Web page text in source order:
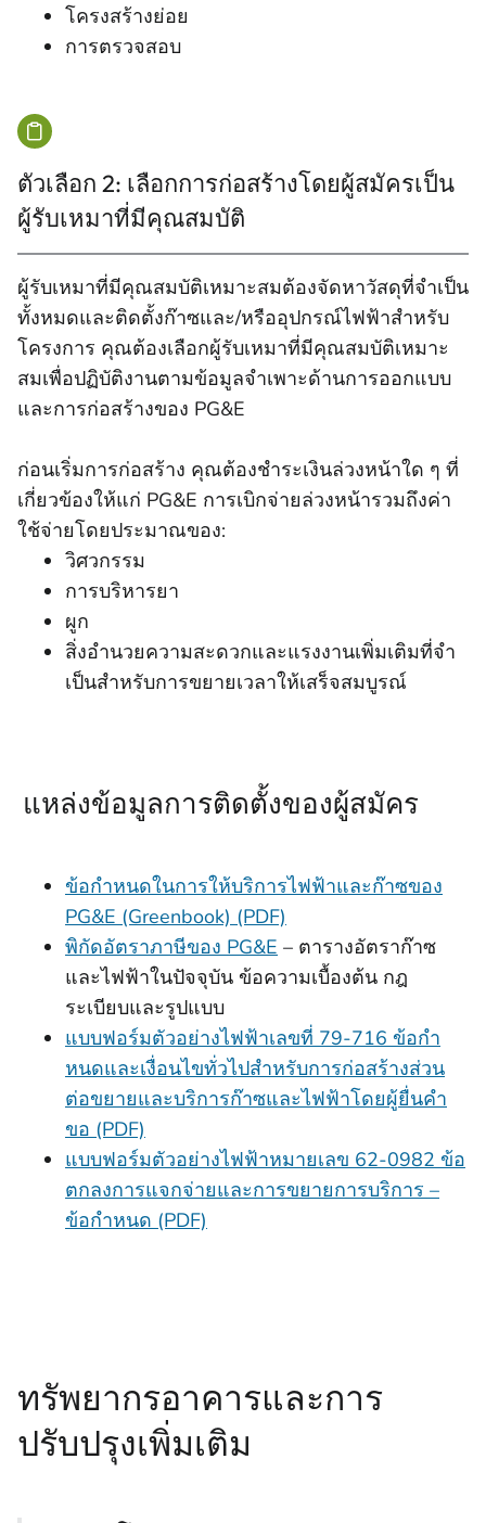
โครงสร้างย่อย
การตรวจสอบ
ตัวเลือก 2: เลือกการก่อสร้างโดยผู้สมัครเป็น
ผู้รับเหมาที่มีคุณสมบัติ
ผู้รับเหมาที่มีคุณสมบัติเหมาะสมต้องจัดหาวัสดุที่จําเป็น
ทั้งหมดและติดตั้งก๊าซและ/หรืออุปกรณ์ไฟฟ้าสําหรับ
โครงการ คุณต้องเลือกผู้รับเหมาที่มีคุณสมบัติเหมาะ
สมเพื่อปฏิบัติงานตามข้อมูลจําเพาะด้านการออกแบบ
และการก่อสร้างของ PG&E
ก่อนเริ่มการก่อสร้าง คุณต้องชําระเงินล่วงหน้าใด ๆ ที่
เกี่ยวข้องให้แก่ PG&E การเบิกจ่ายล่วงหน้ารวมถึงค่า
ใช้จ่ายโดยประมาณของ:
วิศวกรรม
การบริหารยา
ผูก
สิ่งอํานวยความสะดวกและแรงงานเพิ่มเติมที่จํา
เป็นสําหรับการขยายเวลาให้เสร็จสมบูรณ์
แหล่งข้อมูลการติดตั้งของผู้สมัคร
ข้อกําหนดในการให้บริการไฟฟ้าและก๊าซของ
PG&E (Greenbook) (PDF)
พิกัดอัตราภาษีของ PG&E – ตารางอัตราก๊าซ
และไฟฟ้าในปัจจุบัน ข้อความเบื้องต้น กฎ
ระเบียบและรูปแบบ
แบบฟอร์มตัวอย่างไฟฟ้าเลขที่ 79-716 ข้อกํา
หนดและเงื่อนไขทั่วไปสําหรับการก่อสร้างส่วน
ต่อขยายและบริการก๊าซและไฟฟ้าโดยผู้ยื่นคํา
ขอ (PDF)
แบบฟอร์มตัวอย่างไฟฟ้าหมายเลข 62-0982 ข้อ
ตกลงการแจกจ่ายและการขยายการบริการ –
ข้อกําหนด (PDF)
ทรัพยากรอาคารและการ
ปรับปรุงเพิ่มเติม